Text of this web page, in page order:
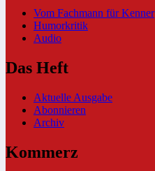
Vom Fachmann für Kenner
Humorkritik
Audio
Das Heft
Aktuelle Ausgabe
Abonnieren
Archiv
Kommerz